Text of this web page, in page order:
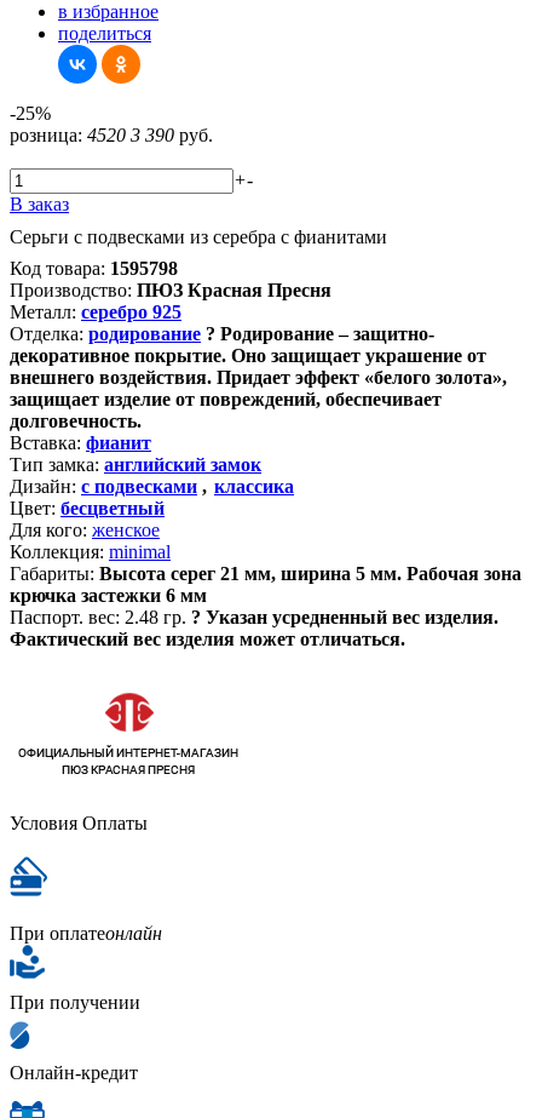
в избранное
поделиться
-25%
розница: 4520 3 390 руб.
+-
В заказ
Серьги с подвесками из серебра с фианитами
Код товара: 1595798
Производство: ПЮЗ Красная Пресня
Металл: серебро 925
Отделка: родирование ? Родирование – защитно-
декоративное покрытие. Оно защищает украшение от
внешнего воздействия. Придает эффект «белого золота»,
защищает изделие от повреждений, обеспечивает
долговечность.
Вставка: фианит
Тип замка: английский замок
Дизайн: с подвесками , классика
Цвет: бесцветный
Для кого: женское
Коллекция: minimal
Габариты: Высота серег 21 мм, ширина 5 мм. Рабочая зона
крючка застежки 6 мм
Паспорт. вес: 2.48 гр. ? Указан усредненный вес изделия.
Фактический вес изделия может отличаться.
Условия Оплаты
При оплатеонлайн
При получении
Онлайн-кредит